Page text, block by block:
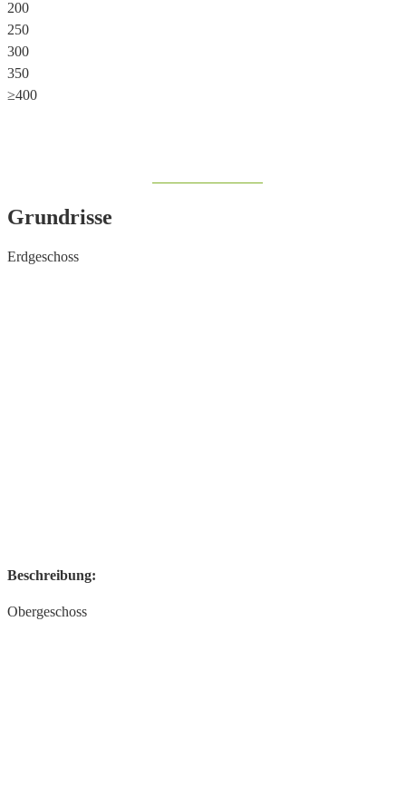
200
250
300
350
≥400
Grundrisse
Erdgeschoss
Beschreibung:
Obergeschoss